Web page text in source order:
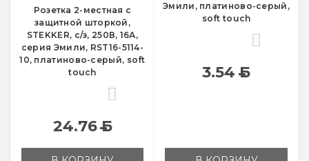
Розетка 2-местная с
защитной шторкой,
STEKKER, с/з, 250В, 16А,
серия Эмили, RST16-5114-
10, платиново-серый, soft
touch
24.76Б
Эмили, платиново-серый,
soft touch
3.54Б